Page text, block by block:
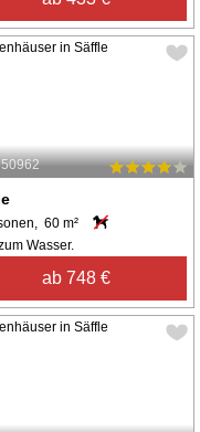
60 m²
Wasser.
ab 748 €